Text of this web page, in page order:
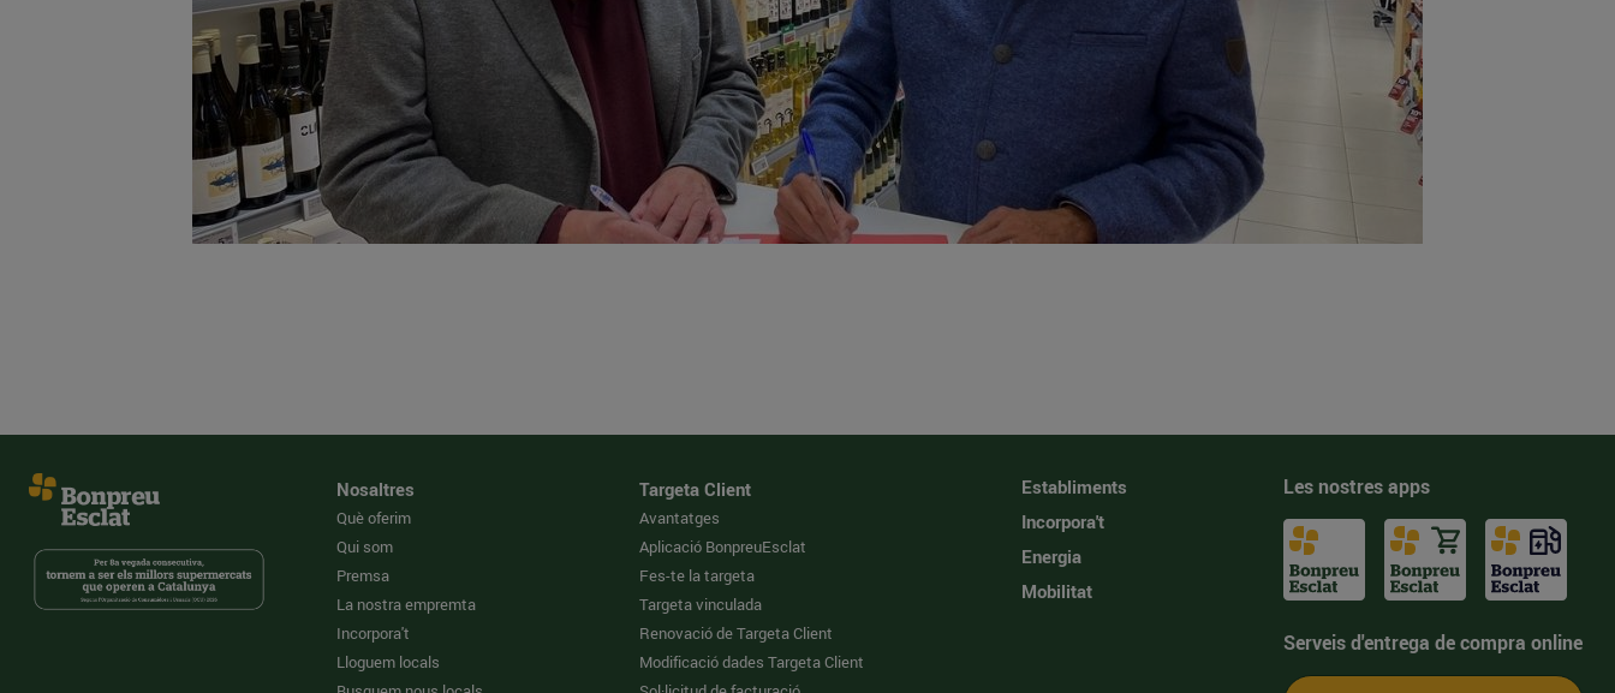
Nosaltres
Què oferim
Qui som
Premsa
La nostra empremta
Incorpora't
Lloguem locals
Targeta Client
Avantatges
Aplicació BonpreuEsclat
Fes-te la targeta
Targeta vinculada
Renovació de Targeta Client
Modificació dades Targeta Client
Establiments
Incorpora't
Energia
Mobilitat
Les nostres apps
Serveis d'entrega de compra online